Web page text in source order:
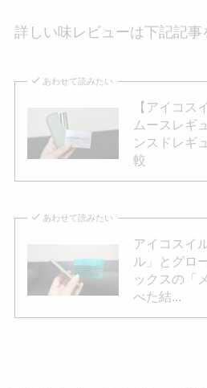
詳しい味レビューは下記記事
あわせて読みたい
【アイコス
ムースレギ
ンスドレギ
較
あわせて読みたい
アイコスイ
ル」とグロ
ックスの「
べた結...